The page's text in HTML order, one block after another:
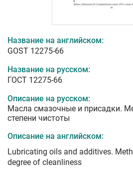
Название на английском:
GOST 12275-66
Название на русском:
ГОСТ 12275-66
Описание на русском:
Масла смазочные и присадки.
степени чистоты
Описание на английском:
Lubricating oils and additives.
degree of cleanliness